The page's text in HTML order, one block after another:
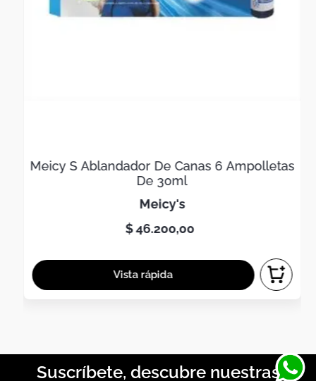
Meicy S Ablandador De Canas 6 Ampolletas
De 30ml
meicy's
$46.200,00